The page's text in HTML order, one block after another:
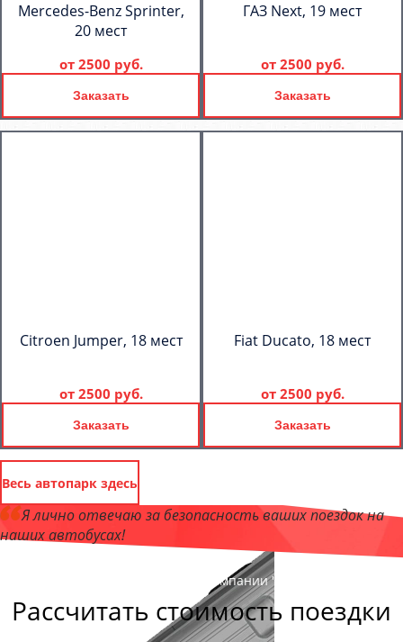
Mercedes-Benz Sprinter,
20 мест
от 2500 руб.
Заказать
ГАЗ Next, 19 мест
от 2500 руб.
Заказать
Citroen Jumper, 18 мест
от 2500 руб.
Заказать
Fiat Ducato, 18 мест
от 2500 руб.
Заказать
Весь автопарк здесь
Я лично отвечаю за безопасность ваших поездок на
наших автобусах!
, директор компании "АстраханьБас"
Рассчитать стоимость поездки